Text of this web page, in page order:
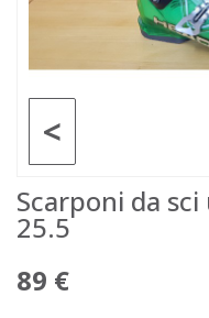
<
Scarponi da
25.5
89 €